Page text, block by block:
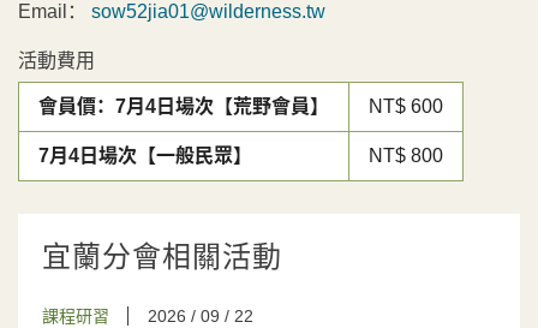
Email： sow52jia01@wilderness.tw
活動費用
會員價：7月4日場次【荒野會員】 NT$ 600
7月4日場次【一般民眾】 NT$ 800
宜蘭分會相關活動
課程研習 2026 / 09 / 22